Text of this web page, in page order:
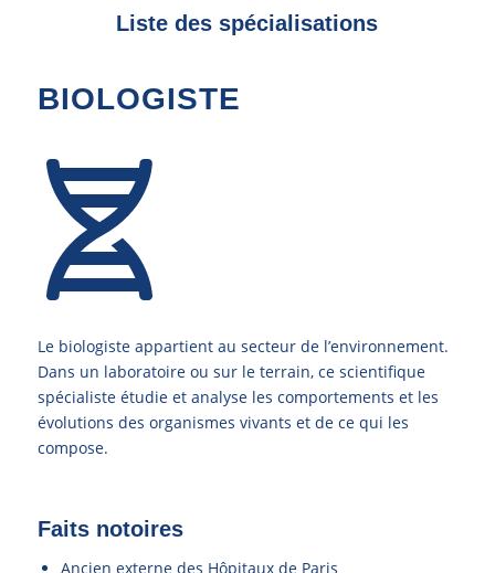
Liste des spécialisations
BIOLOGISTE
Le biologiste appartient au secteur de l’environnement.
Dans un laboratoire ou sur le terrain, ce scientifique
spécialiste étudie et analyse les comportements et les
évolutions des organismes vivants et de ce qui les
compose.
Faits notoires
Ancien externe des Hôpitaux de Paris